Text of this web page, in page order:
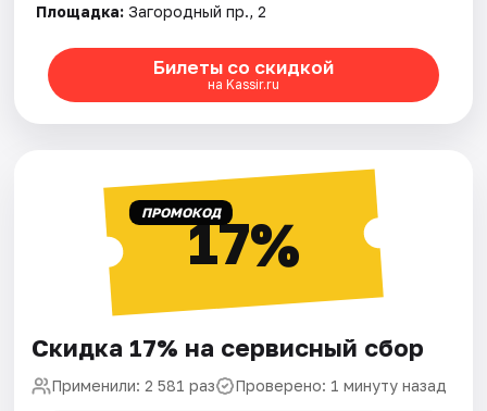
Площадка: Загородный пр., 2
Билеты со скидкой
на Kassir.ru
ПРОМОКОД17%
Скидка 17% на сервисный сбор
Применили: 2 581 раз Проверено: 1 минуту назад